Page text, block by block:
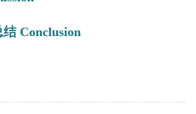
Conclusion